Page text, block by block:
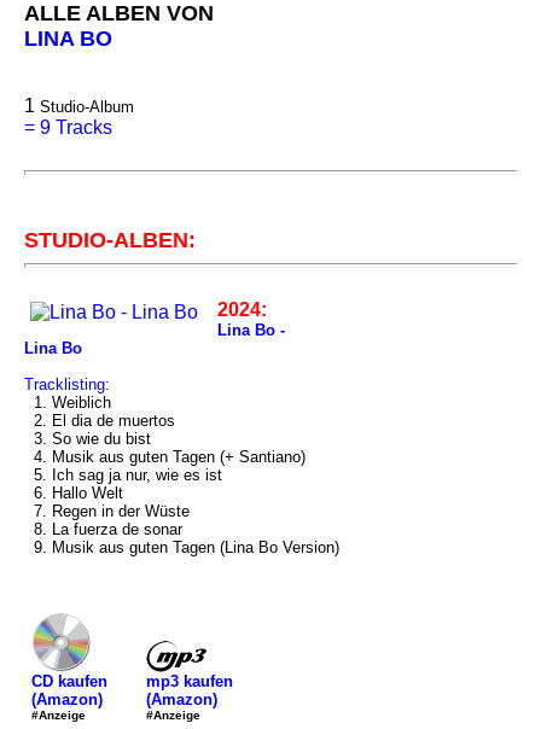
ALLE ALBEN VON
LINA BO
1 Studio-Album
= 9 Tracks
STUDIO-ALBEN:
2024:
Lina Bo -
Lina Bo
Tracklisting:
1. Weiblich
2. El dia de muertos
3. So wie du bist
4. Musik aus guten Tagen (+ Santiano)
5. Ich sag ja nur, wie es ist
6. Hallo Welt
7. Regen in der Wüste
8. La fuerza de sonar
9. Musik aus guten Tagen (Lina Bo Version)
CD kaufen
(Amazon)
#Anzeige
mp3 kaufen
(Amazon)
#Anzeige